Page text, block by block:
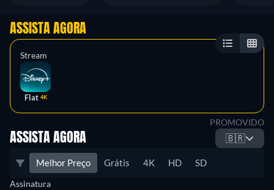
ASSISTA AGORA
Stream
Flat 4K
PROMOVIDO
ASSISTA AGORA 🇧🇷
Melhor Preço Grátis 4K HD SD
Assinatura